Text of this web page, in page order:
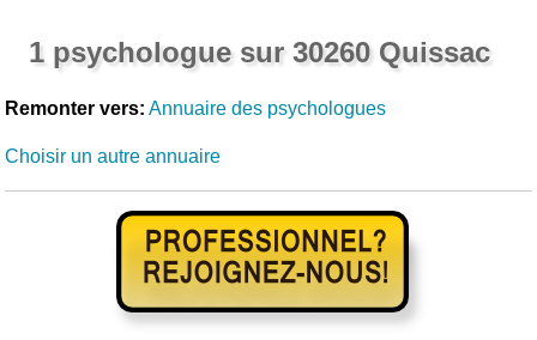
1 psychologue sur 30260 Quissac
Remonter vers: Annuaire des psychologues
Choisir un autre annuaire